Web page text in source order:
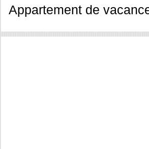
Appartement de